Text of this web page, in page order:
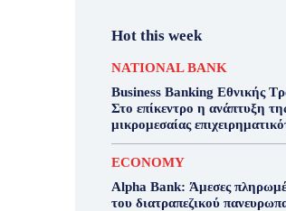
Hot this week
NATIONAL BANK
Business Banking Εθνικής
Στο επίκεντρο η ανάπτυξη
μικρομεσαίας
ECONOMY
Alpha Bank: Άμεσες
του διατραπεζικού